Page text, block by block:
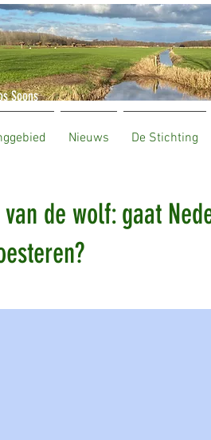
Soons
de wolf: gaat
Nieuws De Stichting